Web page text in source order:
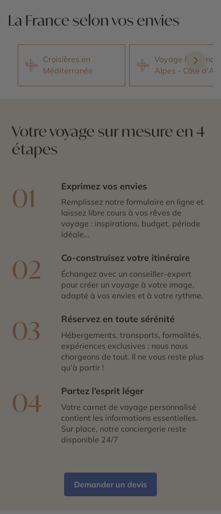
La France selon vos envies
Croisières en
Méditerranée
Voyage Provence
Alpes - Côte
Votre voyage sur mesure en 4
étapes
01 Exprimez vos envies
Remplissez notre formulaire en ligne et
laissez libre cours à vos rêves de
voyage : inspirations, budget, période
idéale…
02 Co-construisez votre itinéraire
Échangez avec un conseiller-expert
pour créer un voyage à votre image,
adapté à vos envies et à votre rythme.
03 Réservez en toute sérénité
Hébergements, transports, formalités,
expériences exclusives : nous nous
chargeons de tout. Il ne vous reste plus
qu’à partir !
04 Partez l’esprit léger
Votre carnet de voyage personnalisé
contient les informations essentielles.
Sur place, notre conciergerie reste
disponible 24/7
Demander un devis